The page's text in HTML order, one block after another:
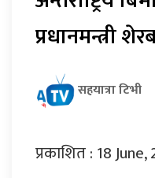
प्रधानमन्त्री
सहयात्रा टिभी
प्रकाशित : 18 June,